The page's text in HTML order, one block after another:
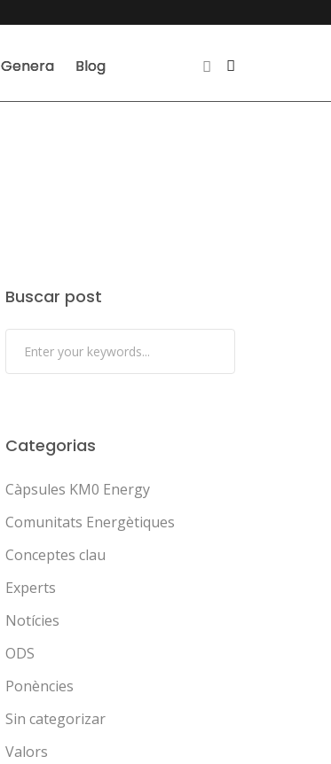
Genera Blog
Buscar post
Categorias
Càpsules KM0 Energy
Comunitats Energètiques
Conceptes clau
Experts
Notícies
ODS
Ponències
Sin categorizar
Valors